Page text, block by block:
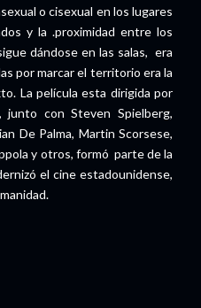
o cisexual en los lugares
y la .proximidad entre los
dándose en las salas, era
por marcar el territorio era la
La película esta dirigida por
con Steven Spielberg,
De Palma, Martin Scorsese,
y otros, formó parte de la
el cine estadounidense,